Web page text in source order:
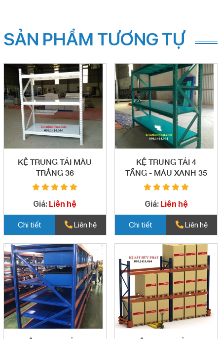
SẢN PHẨM TƯƠNG TỰ
KỆ TRUNG TẢI MÀU
TRẮNG 36
Giá: Liên hệ
Chi tiết Liên hệ
KỆ TRUNG TẢI 4
TẦNG - MÀU XANH 35
Giá: Liên hệ
Chi tiết Liên hệ